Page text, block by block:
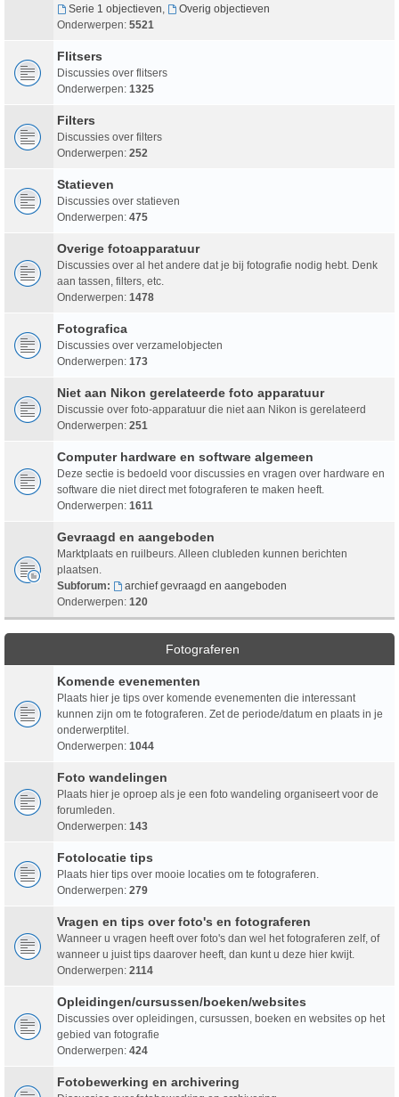
Serie 1 objectieven
Overig objectieven
Onderwerpen: 5521
Flitsers
Discussies over flitsers
Onderwerpen: 1325
Filters
Discussies over filters
Onderwerpen: 252
Statieven
Discussies over statieven
Onderwerpen: 475
Overige fotoapparatuur
Discussies over al het andere dat je bij fotografie nodig hebt. Denk
aan tassen, filters, etc.
Onderwerpen: 1478
Fotografica
Discussies over verzamelobjecten
Onderwerpen: 173
Niet aan Nikon gerelateerde foto apparatuur
Discussie over foto-apparatuur die niet aan Nikon is gerelateerd
Onderwerpen: 251
Computer hardware en software algemeen
Deze sectie is bedoeld voor discussies en vragen over hardware en
software die niet direct met fotograferen te maken heeft.
Onderwerpen: 1611
Gevraagd en aangeboden
Marktplaats en ruilbeurs. Alleen clubleden kunnen berichten
plaatsen.
Subforum:
archief gevraagd en aangeboden
Onderwerpen: 120
Fotograferen
Komende evenementen
Plaats hier je tips over komende evenementen die interessant
kunnen zijn om te fotograferen. Zet de periode/datum en plaats in je
onderwerptitel.
Onderwerpen: 1044
Foto wandelingen
Plaats hier je oproep als je een foto wandeling organiseert voor de
forumleden.
Onderwerpen: 143
Fotolocatie tips
Plaats hier tips over mooie locaties om te fotograferen.
Onderwerpen: 279
Vragen en tips over foto's en fotograferen
Wanneer u vragen heeft over foto's dan wel het fotograferen zelf, of
wanneer u juist tips daarover heeft, dan kunt u deze hier kwijt.
Onderwerpen: 2114
Opleidingen/cursussen/boeken/websites
Discussies over opleidingen, cursussen, boeken en websites op het
gebied van fotografie
Onderwerpen: 424
Fotobewerking en archivering